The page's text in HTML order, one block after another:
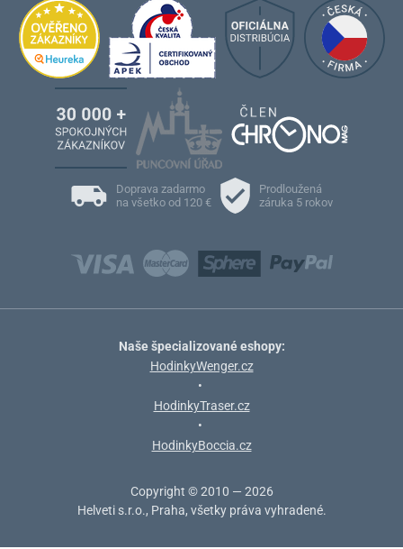
Doprava zadarmo
na všetko od 120 €
Prodloužená
záruka 5 rokov
Naše špecializované eshopy:
HodinkyWenger.cz
•
HodinkyTraser.cz
•
HodinkyBoccia.cz
Copyright © 2010 — 2026
Helveti s.r.o., Praha, všetky práva vyhradené.